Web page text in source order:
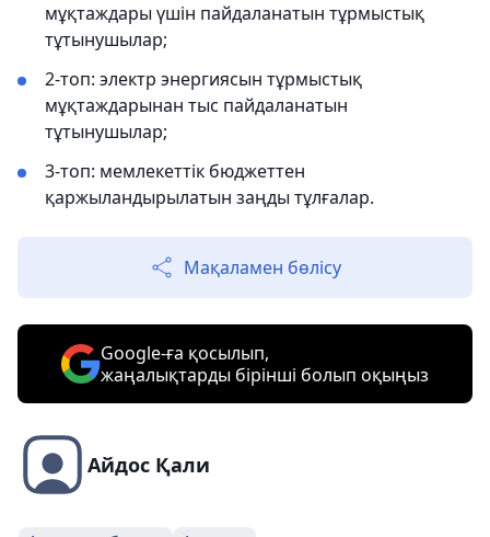
мұқтаждары үшін пайдаланатын тұрмыстық
тұтынушылар;
2-топ: электр энергиясын тұрмыстық
мұқтаждарынан тыс пайдаланатын
тұтынушылар;
3-топ: мемлекеттік бюджеттен
қаржыландырылатын заңды тұлғалар.
Мақаламен бөлісу
Google-ға қосылып,
жаңалықтарды бірінші болып оқыңыз
Айдос Қали